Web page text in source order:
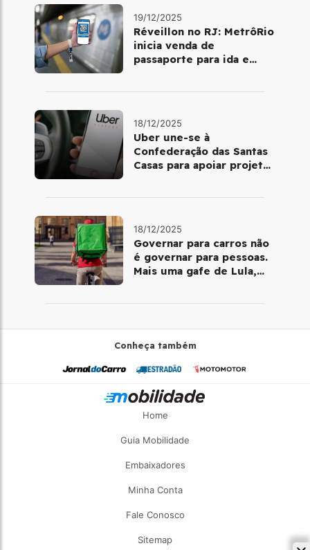
19/12/2025
Réveillon no RJ: MetrôRio
inicia venda de
passaporte para ida e
18/12/2025
Uber une-se à
Confederação das Santas
Casas para apoiar projetos
18/12/2025
Governar para carros não
é governar para pessoas.
Mais uma gafe de Lula,
Conheça também
Home
Guia Mobilidade
Embaixadores
Minha Conta
Fale Conosco
Sitemap